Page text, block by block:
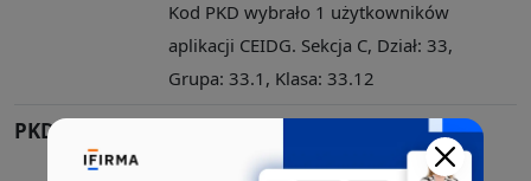
Kod PKD wybrało 1 użytkowników
aplikacji CEIDG. Sekcja C, Dział: 33,
Grupa: 33.1, Klasa: 33.12
PKD 47.19.Z
Pozostała sprzedaż detaliczna
prowadzona w